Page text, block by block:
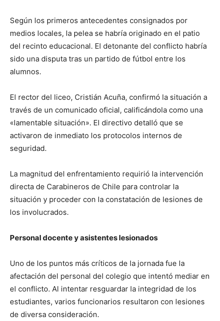
Según los primeros antecedentes consignados por
medios locales, la pelea se habría originado en el patio
del recinto educacional. El detonante del conflicto habría
sido una disputa tras un partido de fútbol entre los
alumnos.
El rector del liceo, Cristián Acuña, confirmó la situación a
través de un comunicado oficial, calificándola como una
«lamentable situación». El directivo detalló que se
activaron de inmediato los protocolos internos de
seguridad.
La magnitud del enfrentamiento requirió la intervención
directa de Carabineros de Chile para controlar la
situación y proceder con la constatación de lesiones de
los involucrados.
Personal docente y asistentes lesionados
Uno de los puntos más críticos de la jornada fue la
afectación del personal del colegio que intentó mediar en
el conflicto. Al intentar resguardar la integridad de los
estudiantes, varios funcionarios resultaron con lesiones
de diversa consideración.